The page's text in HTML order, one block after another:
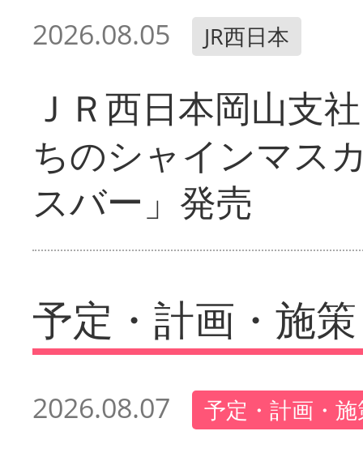
2026.08.05 JR西日本
ＪＲ西日本岡山支
ちのシャインマス
スバー」発売
予定・計画・施策
2026.08.07 予定・計画・